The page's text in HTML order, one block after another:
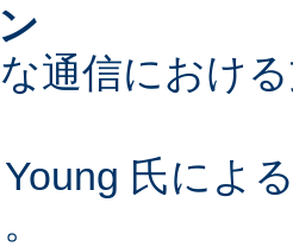
通信におけ
Young 氏によ